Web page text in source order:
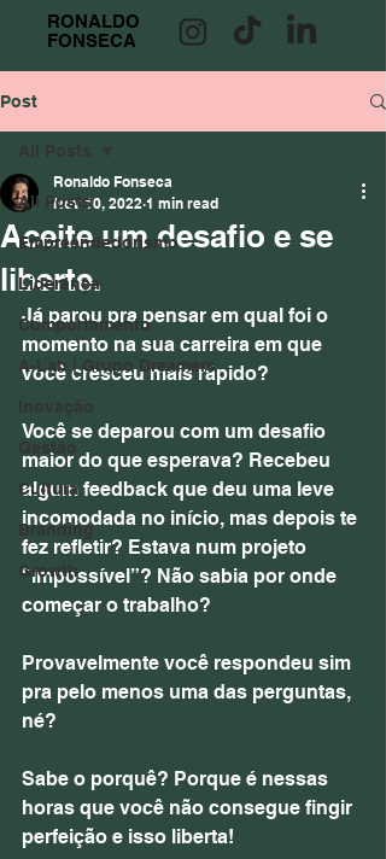
RONALDO
FONSECA
Post
All Posts
Empreendedorismo
Liderança
Comportamento
A-Lab | Grupo Dreamers
Inovação
Gestão
Cultura
Branding
Growth
All Posts
Aceite um desafio e se
liberte.
Ronaldo Fonseca
Nov 10, 2022 1 min read
Já parou pra pensar em qual foi o
momento na sua carreira em que
você cresceu mais rápido?
Você se deparou com um desafio
maior do que esperava? Recebeu
algum feedback que deu uma leve
incomodada no início, mas depois te
fez refletir? Estava num projeto
“impossível”? Não sabia por onde
começar o trabalho?
Provavelmente você respondeu sim
pra pelo menos uma das perguntas,
né?
Sabe o porquê? Porque é nessas
horas que você não consegue fingir
perfeição e isso liberta!